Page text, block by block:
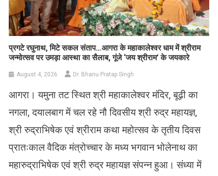
प्रगटे रघुनाथ, मिटे सकल संताप…आगरा के महाकालेश्वर धाम में श्रीराम
जन्मोत्सव पर उमड़ा आस्था का सैलाब, गूंजे ‘जय श्रीराम’ के जयकारे
August 4, 2026 Dr. Bhanu Pratap Singh
आगरा। यमुना तट स्थित श्री महाकालेश्वर मंदिर, बूढ़ी का
नगला, दयालबाग में चल रहे नौ दिवसीय श्री रुद्र महायज्ञ,
श्री रुद्राभिषेक एवं श्रीराम कथा महोत्सव के तृतीय दिवस
प्रातःकाल वैदिक मंत्रोच्चार के मध्य भगवान भोलेनाथ का
महारुद्राभिषेक एवं श्री रुद्र महायज्ञ संपन्न हुआ। संध्या में